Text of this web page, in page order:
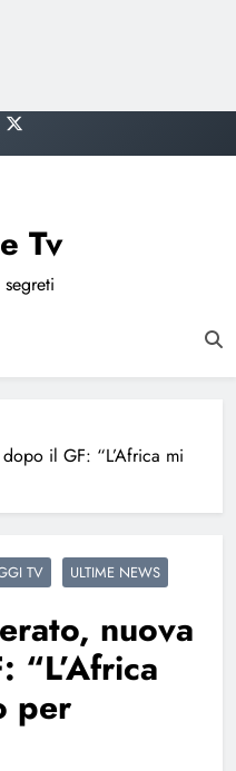
Tv
segreti
il GF: “L’Africa mi
TV ULTIME NEWS
nuova
“L’Africa
per